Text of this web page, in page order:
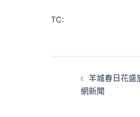
TC:
羊城春日花盛
網新聞